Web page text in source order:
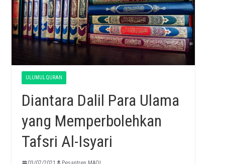
ULUMUL QURAN
Diantara Dalil Para Ulama
yang Memperbolehkan
Tafsri Al-Isyari